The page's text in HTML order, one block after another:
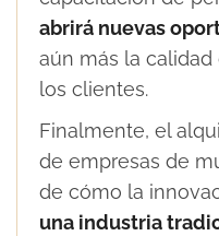
abrirá nuevas
aún más la
los clientes.
Finalmente, el
de empresas de
de cómo la
una industria